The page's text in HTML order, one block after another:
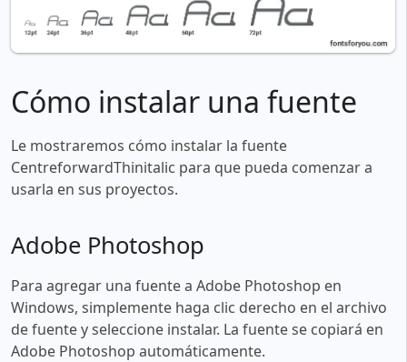
Cómo instalar una fuente
Le mostraremos cómo instalar la fuente
CentreforwardThinitalic para que pueda comenzar a
usarla en sus proyectos.
Adobe Photoshop
Para agregar una fuente a Adobe Photoshop en
Windows, simplemente haga clic derecho en el archivo
de fuente y seleccione instalar. La fuente se copiará en
Adobe Photoshop automáticamente.